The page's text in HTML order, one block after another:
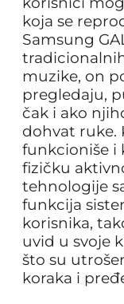
koja se
Samsung
muzike, on
pregledaju,
čak i ako
dohvat ruke.
funkcioniše i
fizičku
tehnologije
funkcija
korisnika,
uvid u svoje
što su
koraka i